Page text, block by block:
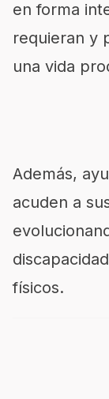
en forma
requieran y
una vida
Además,
acuden a
físicos.